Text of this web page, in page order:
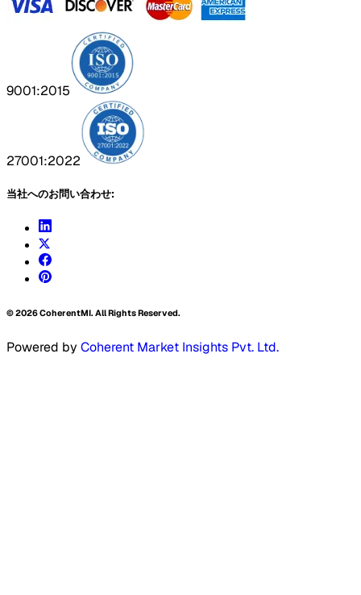
9001:2015
27001:2022
当社へのお問い合わせ:
©2026CoherentMI. All Rights Reserved.
Powered by Coherent Market Insights Pvt. Ltd.